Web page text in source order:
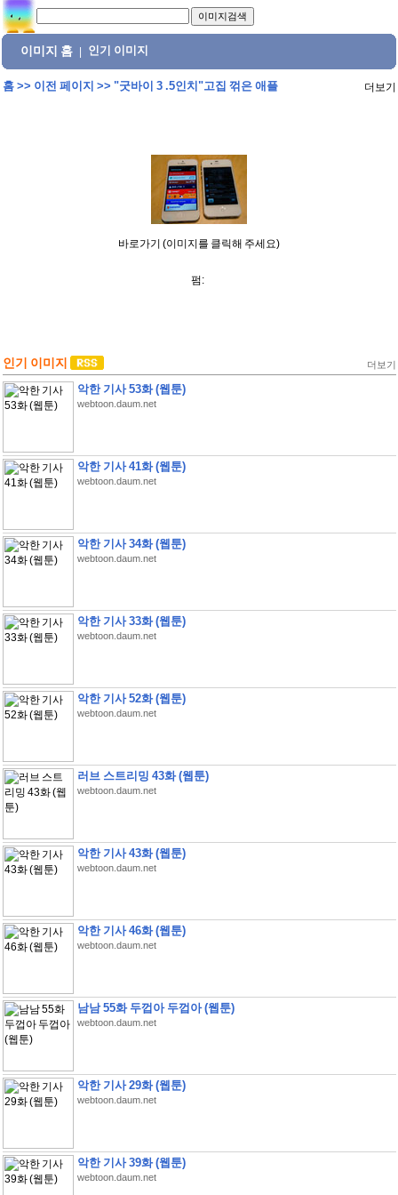
이미지 홈 인기 이미지
홈>> 이전 페이지 >> "굿바이 3 .5인치"고집 꺾은 애플 더보기
바로가기 (이미지를 클릭해 주세요)
펌:
인기 이미지 더보기
악한 기사 53화 (웹툰)
webtoon.daum.net
악한 기사 41화 (웹툰)
webtoon.daum.net
악한 기사 34화 (웹툰)
webtoon.daum.net
악한 기사 33화 (웹툰)
webtoon.daum.net
악한 기사 52화 (웹툰)
webtoon.daum.net
러브 스트리밍 43화 (웹툰)
webtoon.daum.net
악한 기사 43화 (웹툰)
webtoon.daum.net
악한 기사 46화 (웹툰)
webtoon.daum.net
남남 55화 두껍아 두껍아 (웹툰)
webtoon.daum.net
악한 기사 29화 (웹툰)
webtoon.daum.net
악한 기사 39화 (웹툰)
webtoon.daum.net